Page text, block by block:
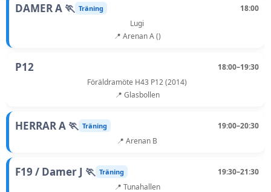
DAMER A 🏃 Träning
18:00
Lugi
📍 Arenan A ()
P12
18:00–19:30
Föräldramöte H43 P12 (2014)
📍 Glasbollen
HERRAR A 🏃 Träning
19:00–20:30
📍 Arenan B
F19 / Damer J 🏃 Träning
19:30–21:30
📍 Tunahallen